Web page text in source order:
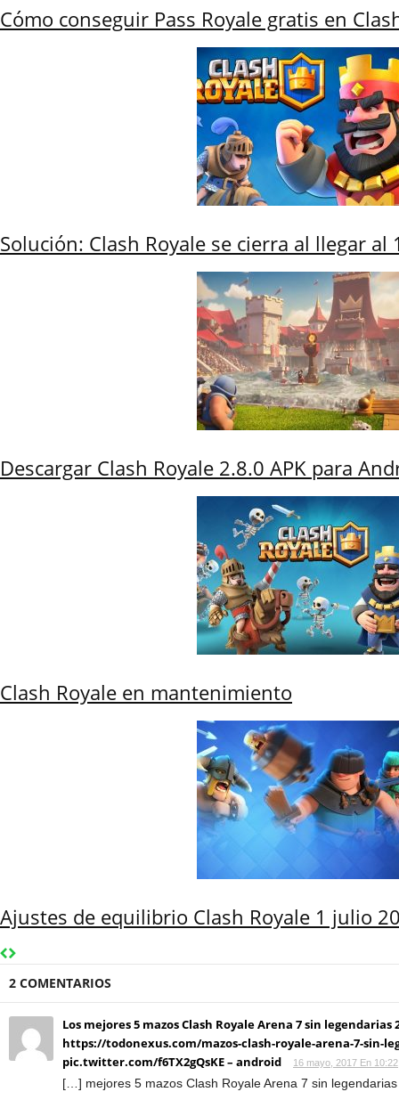
Cómo conseguir Pass Royale gratis en
Solución: Clash Royale se cierra al llegar al
Descargar Clash Royale 2.8.0 APK para
Clash Royale en mantenimiento
Ajustes de equilibrio Clash Royale 1 julio
2 COMENTARIOS
Los mejores 5 mazos Clash Royale Arena 7 sin legendarias
https://todonexus.com/mazos-clash-royale-arena-7-sin-
pic.twitter.com/f6TX2gQsKE – android
16 mayo, 2017 En 10:22
[…] mejores 5 mazos Clash Royale Arena 7 sin